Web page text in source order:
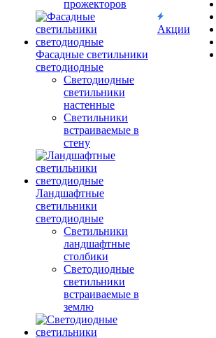
прожекторов
Фасадные светильники
светодиодные
Светодиодные
светильники
настенные
Светильники
встраиваемые в
стену
Ландшафтные
светильники
светодиодные
Светильники
ландшафтные
столбики
Светодиодные
светильники
встраиваемые в
землю
Акции